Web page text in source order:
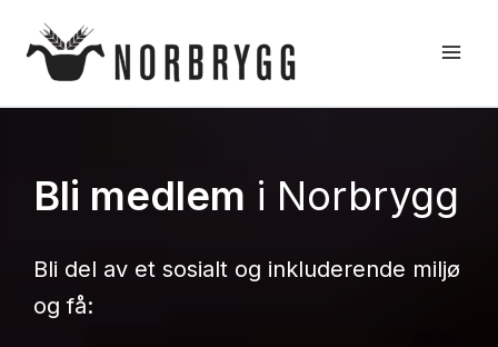
rett
innholdet
Bli medlem i Norbrygg
Bli del av et sosialt og inkluderende miljø
og få: